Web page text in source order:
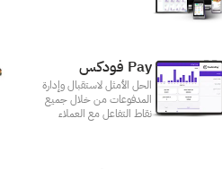
Pay فودكس
الحل الأمثل لاستقبال وإدارة
المدفوعات من خلال جميع
نقاط التفاعل مع العملاء